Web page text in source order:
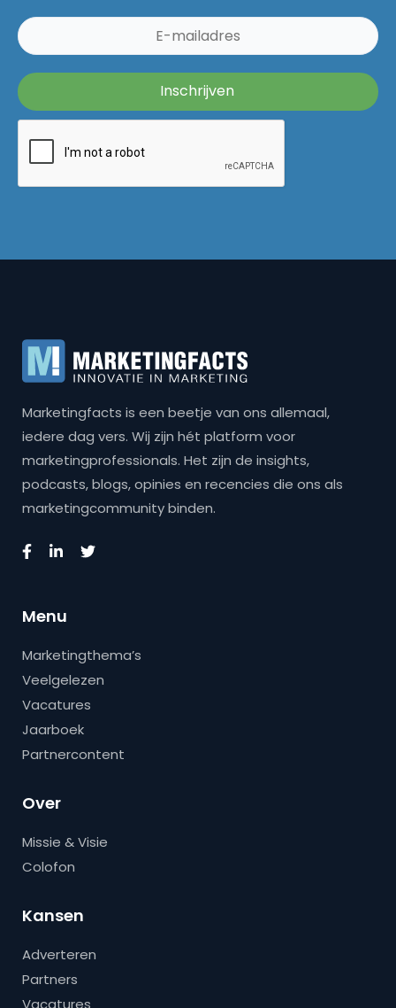
Marketingfacts is een beetje van ons allemaal,
iedere dag vers. Wij zijn hét platform voor
marketingprofessionals. Het zijn de insights,
podcasts, blogs, opinies en recencies die ons als
marketingcommunity binden.
Menu
Marketingthema’s
Veelgelezen
Vacatures
Jaarboek
Partnercontent
Over
Missie & Visie
Colofon
Kansen
Adverteren
Partners
Vacatures